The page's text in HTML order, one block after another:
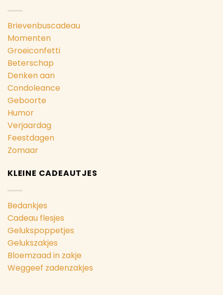
Brievenbuscadeau
Momenten
Groeiconfetti
Beterschap
Denken aan
Condoleance
Geboorte
Humor
Verjaardag
Feestdagen
Zomaar
KLEINE CADEAUTJES
Bedankjes
Cadeau flesjes
Gelukspoppetjes
Gelukszakjes
Bloemzaad in zakje
Weggeef zadenzakjes